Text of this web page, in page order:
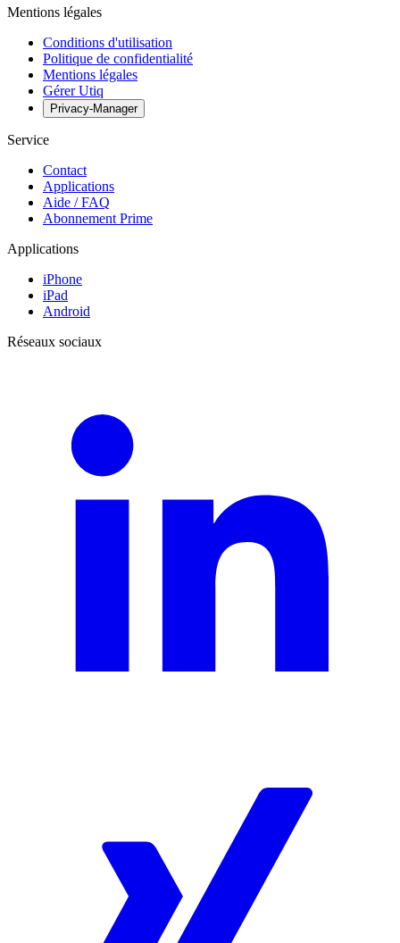
Mentions légales
Conditions d'utilisation
Politique de confidentialité
Mentions légales
Gérer Utiq
Privacy-Manager
Service
Contact
Applications
Aide / FAQ
Abonnement Prime
Applications
iPhone
iPad
Android
Réseaux sociaux